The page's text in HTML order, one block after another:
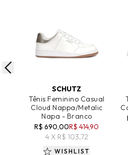
SCHUTZ
Tênis Feminino Casual
Cloud Nappa/Metalic
Napa - Branco
R$ 690,00R$ 414,90
4 X R$ 103,72
WISHLIST